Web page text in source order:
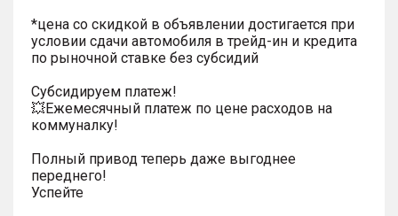
*цена со скидкой в объявлении достигается при
условии сдачи автомобиля в трейд-ин и кредита
по рыночной ставке без субсидий
Субсидируем платеж!
💥Ежемесячный платеж по цене расходов на
коммуналку!
Полный привод теперь даже выгоднее
переднего!
Успейте